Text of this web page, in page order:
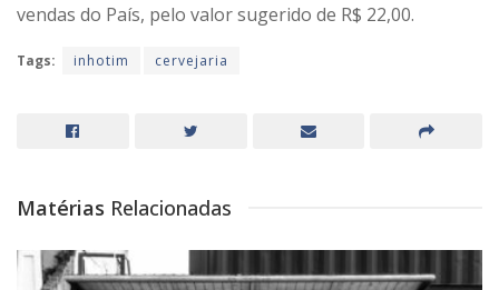
vendas do País, pelo valor sugerido de R$ 22,00.
Tags: inhotim cervejaria
Matérias Relacionadas